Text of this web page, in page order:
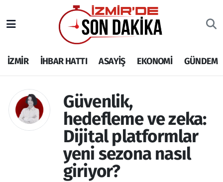
İZMİR İHBAR HATTI ASAYİŞ EKONOMİ GÜNDEM
Güvenlik,
hedefleme ve zeka:
Dijital platformlar
yeni sezona nasıl
giriyor?
İHBAR HATTI
DEPREM
GENEL
EKONOMİ
İzmir Nöbetçi Eczaneler
İzmir Hava Durumu
İzmir Namaz Vakitleri
İzmir Trafik Yoğunluk Haritası
Puan Durumu ve Fikstür
Tüm Manşetler